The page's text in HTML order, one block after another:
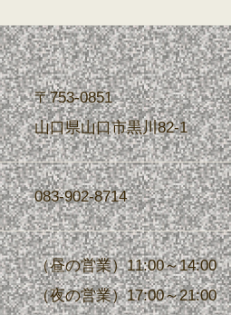
〒753-0851
山口県山口市黒川82-1
083-902-8714
（昼の営業）11:00～14:00
（夜の営業）17:00～21:00